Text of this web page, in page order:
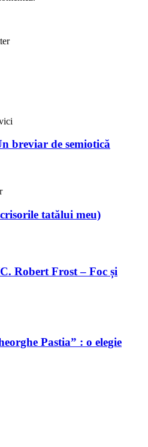
breviar de semiotică
tatălui meu)
Robert Frost – Foc și
Pastia” : o elegie